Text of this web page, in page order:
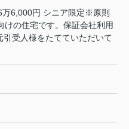
万6,000円 シニア限定※原則
けの住宅です。保証会社利用
引受人様をたてていただいて